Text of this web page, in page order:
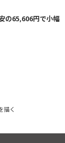
の65,606円で小幅
描く